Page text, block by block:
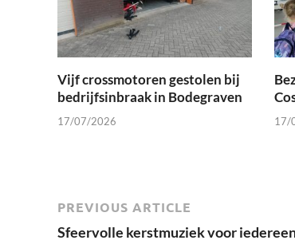
Vijf crossmotoren gestolen bij
bedrijfsinbraak in Bodegraven
17/07/2026 17/
PREVIOUS ARTICLE
Sfeervolle kerstmuziek voor